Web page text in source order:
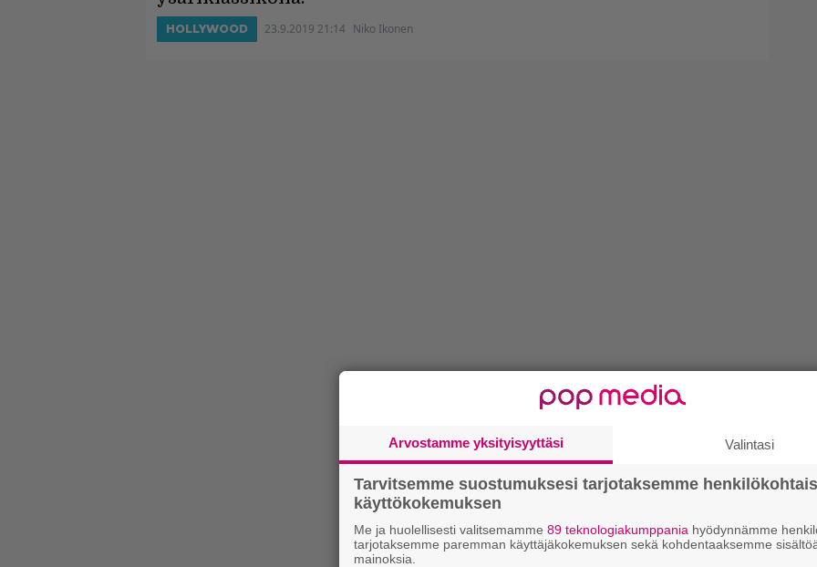
HOLLYWOOD 23.9.2019 21:14 Niko Ikonen
Arvostamme yksityisyyttäsi Valintasi
Tarvitsemme suostumuksesi tarjotaksemme
käyttökokemuksen
Me ja huolellisesti valitsemamme 89 teknologiakumppania hyödynnämme
tarjotaksemme paremman käyttäjäkokemuksen sekä kohdentaaksemme
mainoksia.